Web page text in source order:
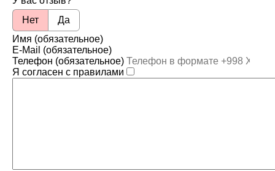
Нет
Да
Имя (обязательное)
E-Mail (обязательное)
Телефон (обязательное)
Я согласен с правилами